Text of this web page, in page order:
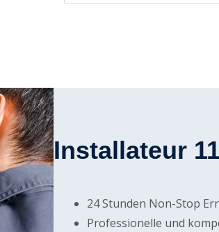
Installateur
24 Stunden Non-Stop
Professionelle und